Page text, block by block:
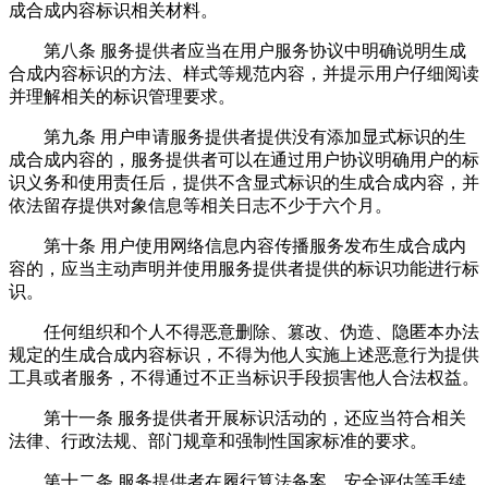
成合成内容标识相关材料。
第八条 服务提供者应当在用户服务协议中明确说明生成
合成内容标识的方法、样式等规范内容，并提示用户仔细阅读
并理解相关的标识管理要求。
第九条 用户申请服务提供者提供没有添加显式标识的生
成合成内容的，服务提供者可以在通过用户协议明确用户的标
识义务和使用责任后，提供不含显式标识的生成合成内容，并
依法留存提供对象信息等相关日志不少于六个月。
第十条 用户使用网络信息内容传播服务发布生成合成内
容的，应当主动声明并使用服务提供者提供的标识功能进行标
识。
任何组织和个人不得恶意删除、篡改、伪造、隐匿本办法
规定的生成合成内容标识，不得为他人实施上述恶意行为提供
工具或者服务，不得通过不正当标识手段损害他人合法权益。
第十一条 服务提供者开展标识活动的，还应当符合相关
法律、行政法规、部门规章和强制性国家标准的要求。